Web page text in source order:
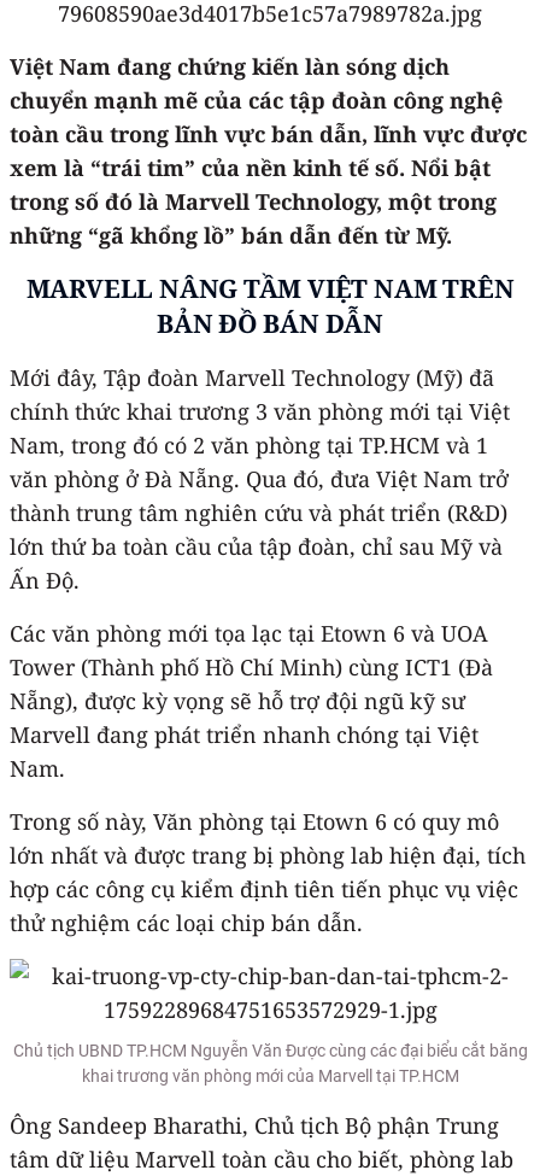
Việt Nam đang chứng kiến làn sóng dịch
chuyển mạnh mẽ của các tập đoàn công nghệ
toàn cầu trong lĩnh vực bán dẫn, lĩnh vực được
xem là “trái tim” của nền kinh tế số. Nổi bật
trong số đó là Marvell Technology, một trong
những “gã khổng lồ” bán dẫn đến từ Mỹ.
MARVELL NÂNG TẦM VIỆT NAM TRÊN
BẢN ĐỒ BÁN DẪN
Mới đây, Tập đoàn Marvell Technology (Mỹ) đã
chính thức khai trương 3 văn phòng mới tại Việt
Nam, trong đó có 2 văn phòng tại TP.HCM và 1
văn phòng ở Đà Nẵng. Qua đó, đưa Việt Nam trở
thành trung tâm nghiên cứu và phát triển (R&D)
lớn thứ ba toàn cầu của tập đoàn, chỉ sau Mỹ và
Ấn Độ.
Các văn phòng mới tọa lạc tại Etown 6 và UOA
Tower (Thành phố Hồ Chí Minh) cùng ICT1 (Đà
Nẵng), được kỳ vọng sẽ hỗ trợ đội ngũ kỹ sư
Marvell đang phát triển nhanh chóng tại Việt
Nam.
Trong số này, Văn phòng tại Etown 6 có quy mô
lớn nhất và được trang bị phòng lab hiện đại, tích
hợp các công cụ kiểm định tiên tiến phục vụ việc
thử nghiệm các loại chip bán dẫn.
Chủ tịch UBND TP.HCM Nguyễn Văn Được cùng các đại biểu cắt băng
khai trương văn phòng mới của Marvell tại TP.HCM
Ông Sandeep Bharathi, Chủ tịch Bộ phận Trung
tâm dữ liệu Marvell toàn cầu cho biết, phòng lab